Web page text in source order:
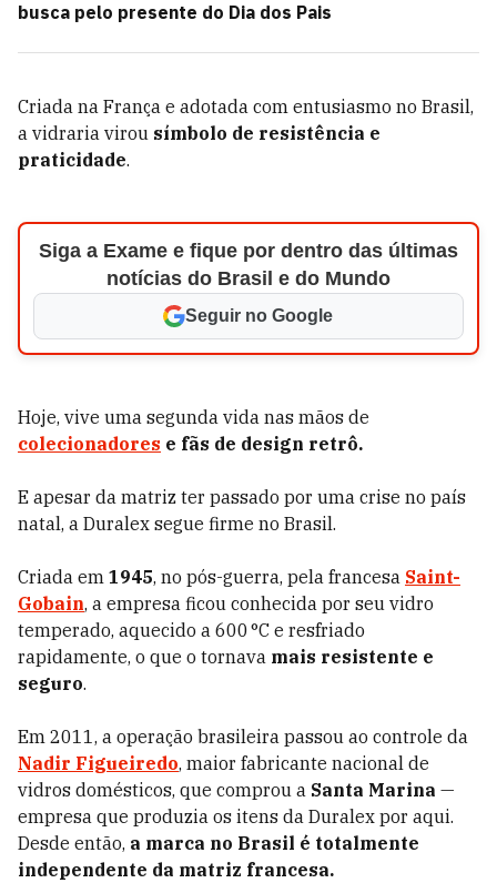
busca pelo presente do Dia dos Pais
Criada na França e adotada com entusiasmo no Brasil,
a vidraria virou símbolo de resistência e
praticidade.
Siga a Exame e fique por dentro das últimas
notícias do Brasil e do Mundo
Seguir no Google
Hoje, vive uma segunda vida nas mãos de
colecionadores e fãs de design retrô.
E apesar da matriz ter passado por uma crise no país
natal, a Duralex segue firme no Brasil.
Criada em 1945, no pós-guerra, pela francesa Saint-
Gobain, a empresa ficou conhecida por seu vidro
temperado, aquecido a 600 °C e resfriado
rapidamente, o que o tornava mais resistente e
seguro.
Em 2011, a operação brasileira passou ao controle da
Nadir Figueiredo, maior fabricante nacional de
vidros domésticos, que comprou a Santa Marina —
empresa que produzia os itens da Duralex por aqui.
Desde então, a marca no Brasil é totalmente
independente da matriz francesa.